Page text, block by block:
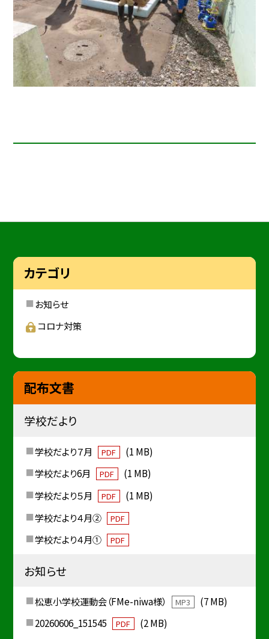
カテゴリ
お知らせ
コロナ対策
配布文書
学校だより
学校だより７月 PDF
(1 MB)
学校だより6月
PDF
(1 MB)
学校だより５月
PDF
(1 MB)
学校だより４月②
PDF
学校だより４月① PDF
お知らせ
松恵小学校運動会（FMe-niwa様） MP3
(7 MB)
20260606_151545
PDF
(2 MB)